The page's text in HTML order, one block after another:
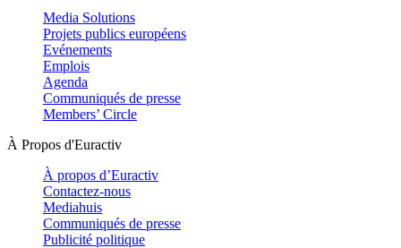
Media Solutions
Projets publics européens
Evénements
Emplois
Agenda
Communiqués de presse
Members’ Circle
À Propos d'Euractiv
À propos d’Euractiv
Contactez-nous
Mediahuis
Communiqués de presse
Publicité politique